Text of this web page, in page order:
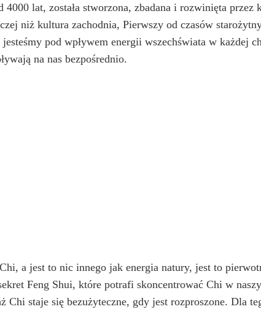
4000 lat, została stworzona, zbadana i rozwinięta
niż kultura zachodnia, Pierwszy od czasów
pod wpływem energii wszechświata w każdej
na nas bezpośrednio.
a jest to nic innego jak energia natury, jest to
Feng Shui, które potrafi skoncentrować Chi w
staje się bezużyteczne, gdy jest rozproszone. Dla